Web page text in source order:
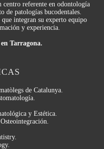
referente en odontología
de patologías bucodentales.
integran su experto equipo
y experiencia.
Tarragona.
de Catalunya.
y Estética.